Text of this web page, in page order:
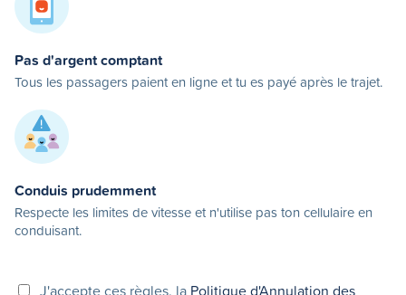
Pas d'argent comptant
Tous les passagers paient en ligne et tu es payé après le trajet.
Conduis prudemment
Respecte les limites de vitesse et n'utilise pas ton cellulaire en
conduisant.
J'accepte ces règles, la Politique d'Annulation des